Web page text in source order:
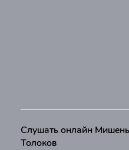
Слушать онлайн
Толоков